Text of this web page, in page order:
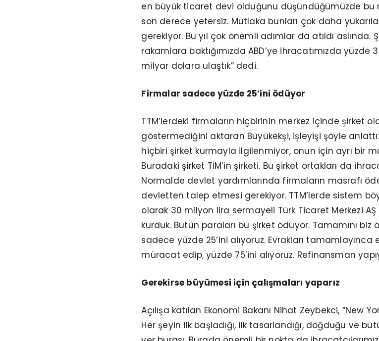
en büyük ticaret devi olduğunu düşündüğümüzde bu
son derece yetersiz. Mutlaka bunları çok daha
gerekiyor. Bu yıl çok önemli adımlar da atıldı aslında.
rakamlara baktığımızda ABD’ye ihracatımızda yüzde
milyar dolara ulaştık” dedi.
Firmalar sadece yüzde 25’ini ödüyor
TTM’lerdeki firmaların hiçbirinin merkez içinde şirket
göstermediğini aktaran Büyükekşi, işleyişi şöyle
hiçbiri şirket kurmayla ilgilenmiyor, onun için ayrı bir
Buradaki şirket TİM’in şirketi. Bu şirket ortakları da
Normalde devlet yardımlarında firmaların masrafı
devletten talep etmesi gerekiyor. TTM’lerde sistem
olarak 30 milyon lira sermayeli Türk Ticaret Merkezi AŞ
kurduk. Bütün paraları bu şirket ödüyor. Tamamını biz
sadece yüzde 25’ini alıyoruz. Evrakları tamamlayınca
müracat edip, yüzde 75’ini alıyoruz. Refinansman
Gerekirse büyümesi için çalışmaları yaparız
Açılışa katılan Ekonomi Bakanı Nihat Zeybekci, “New
Her şeyin ilk başladığı, ilk tasarlandığı, doğduğu ve